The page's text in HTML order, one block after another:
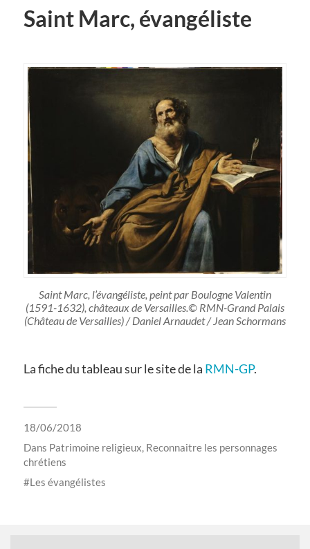
Saint Marc, évangéliste
Saint Marc, l’évangéliste, peint par Boulogne Valentin
(1591-1632), châteaux de Versailles.© RMN-Grand Palais
(Château de Versailles) / Daniel Arnaudet / Jean Schormans
La fiche du tableau sur le site de la RMN-GP.
18/06/2018
Dans Patrimoine religieux, Reconnaitre les personnages
chrétiens
Les évangélistes